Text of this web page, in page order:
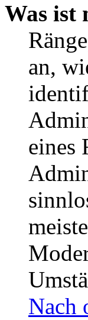
Was ist
an,
eines
Nach